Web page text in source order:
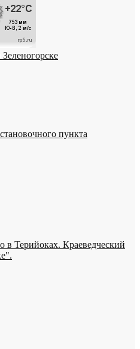
пункта
в Терийоках. Краеведческий